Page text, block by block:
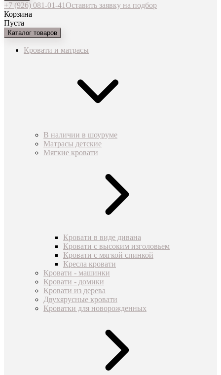
+7 (926) 081-01-41Оставить заявку на подбор
Корзина
Пуста
Каталог товаров
Кровати и матрасы
В наличии в шоуруме
Матрасы детские
Мягкие кровати
Кровати в виде дивана
Кровати с высоким изголовьем
Кровати с мягкой спинкой
Кресла кровати
Кровати - машинки
Кровати - домики
Кровати из дерева
Двухярусные кровати
Кроватки для новорожденных